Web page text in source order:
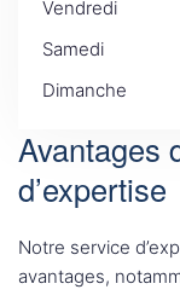
Vendredi
Samedi
Dimanche
Avantages
d’expertise
Notre service
avantages,